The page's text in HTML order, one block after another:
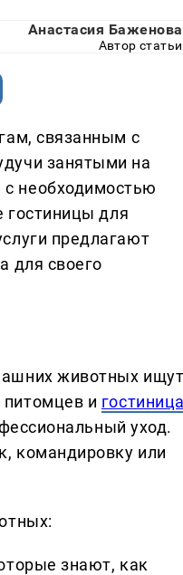
Анастасия Баженова
Автор статьи
связанным с
занятыми на
необходимостью
гостиницы для
предлагают
для своего
животных
и
уход.
командировку или
знают, как